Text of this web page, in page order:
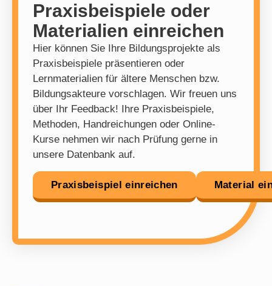
Praxisbeispiele oder
Materialien einreichen
Hier können Sie Ihre Bildungsprojekte als
Praxisbeispiele präsentieren oder
Lernmaterialien für ältere Menschen bzw.
Bildungsakteure vorschlagen. Wir freuen uns
über Ihr Feedback! Ihre Praxisbeispiele,
Methoden, Handreichungen oder Online-
Kurse nehmen wir nach Prüfung gerne in
unsere Datenbank auf.
Praxisbeispiel einreichen Material